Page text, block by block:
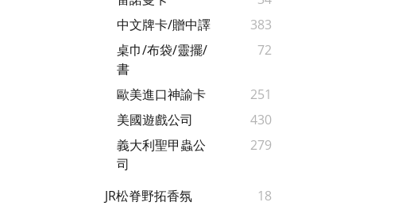
中文牌卡/贈中譯
383
桌巾/布袋/靈擺/
書
72
歐美進口神諭卡
251
美國遊戲公司
430
義大利聖甲蟲公
司
279
JR松脊野拓香氛
18